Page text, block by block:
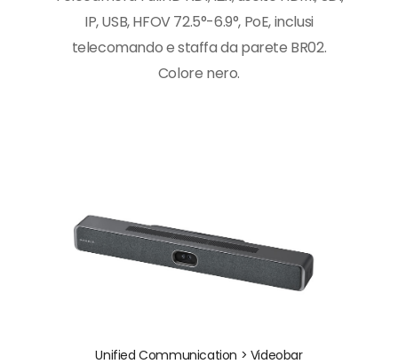
IP, USB, HFOV 72.5°-6.9°, PoE, inclusi
telecomando e staffa da parete BR02.
Colore nero.
Unified Communication > Videobar